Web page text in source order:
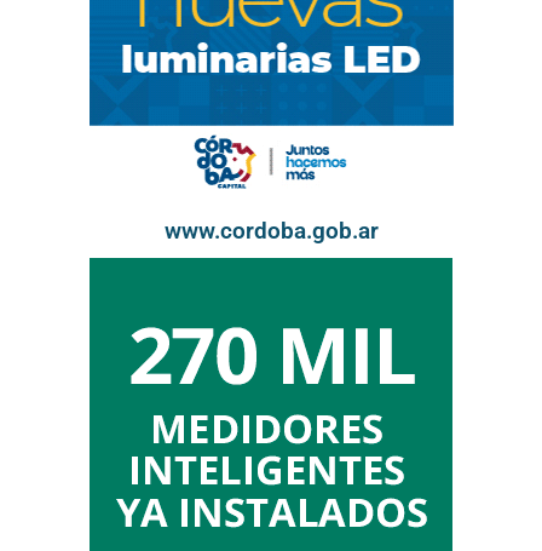
www.cordoba.gob.ar